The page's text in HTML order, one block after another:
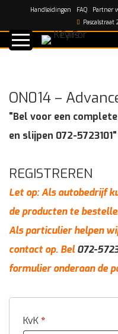
Handleidingen FAQ Partner
Pascalstraat
Home/shop/ ON014 –
ON014 –
"Bel voor een
en slijpen 072-5723101"
REGISTREREN
Let op: Als autobedrijf
de producten te
Als particulier helpen
contact op. Bel072-
formulier onderaan de
KvK *